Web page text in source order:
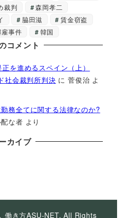
裁判
森岡孝二
脇田滋
賃金窃盗
事件 韓国
コメント
を進めるスペイン（上）
社会裁判所判決 に菅俊治 よ
務全てに関する法律なのか?
な者 より
カイブ
働き方ASU-NET, All Rights